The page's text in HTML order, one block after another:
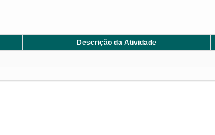
Descrição da Atividade